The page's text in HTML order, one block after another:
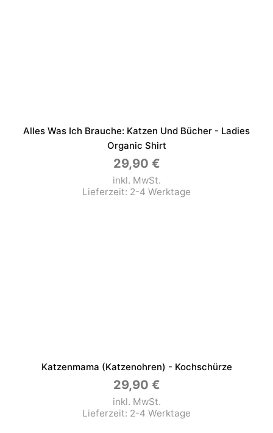
Alles Was Ich Brauche: Katzen Und Bücher - Ladies
Organic Shirt
29,90 €
inkl. MwSt.
Lieferzeit: 2-4 Werktage
Katzenmama (Katzenohren) - Kochschürze
29,90 €
inkl. MwSt.
Lieferzeit: 2-4 Werktage